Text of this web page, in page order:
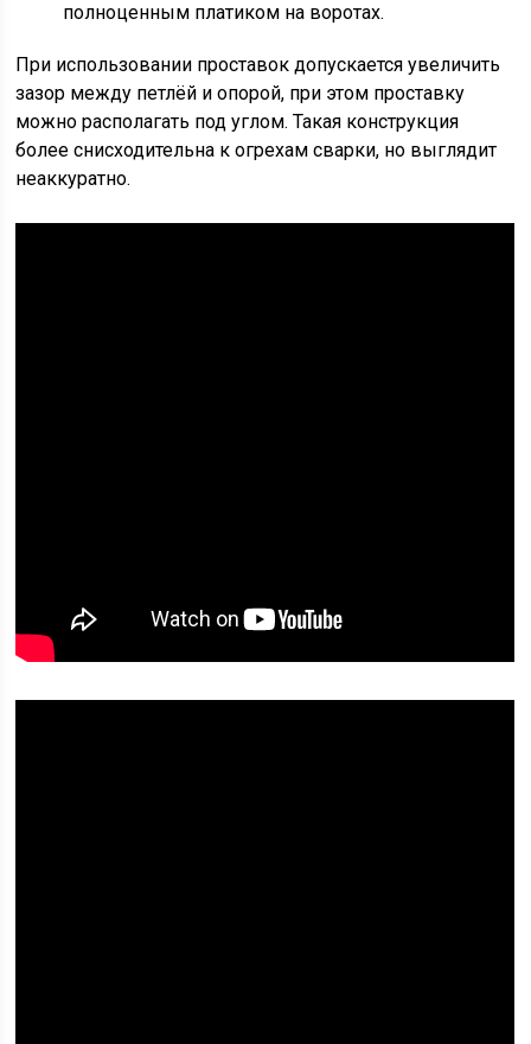
полноценным платиком на воротах.
При использовании проставок допускается увеличить
зазор между петлёй и опорой, при этом проставку
можно располагать под углом. Такая конструкция
более снисходительна к огрехам сварки, но выглядит
неаккуратно.